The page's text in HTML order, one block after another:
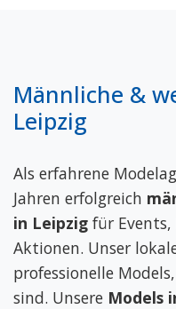
Männliche &
Leipzig
Als erfahrene
Jahren erfolgreich
in Leipzig für
Aktionen. Unser
professionelle
sind. Unsere Models